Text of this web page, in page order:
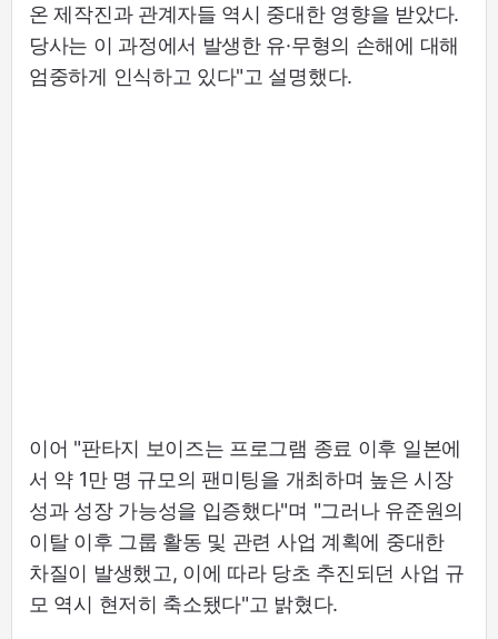
온 제작진과 관계자들 역시 중대한 영향을 받았다.
당사는 이 과정에서 발생한 유·무형의 손해에 대해
엄중하게 인식하고 있다"고 설명했다.
이어 "판타지 보이즈는 프로그램 종료 이후 일본에
서 약 1만 명 규모의 팬미팅을 개최하며 높은 시장
성과 성장 가능성을 입증했다"며 "그러나 유준원의
이탈 이후 그룹 활동 및 관련 사업 계획에 중대한
차질이 발생했고, 이에 따라 당초 추진되던 사업 규
모 역시 현저히 축소됐다"고 밝혔다.